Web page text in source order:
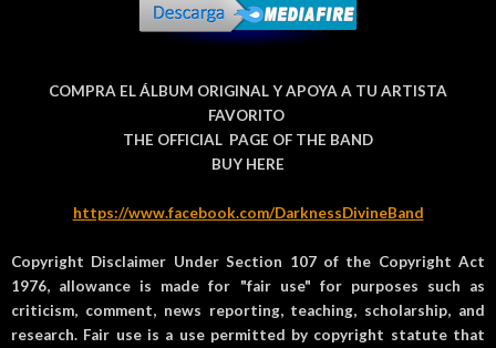
COMPRA EL ÁLBUM ORIGINAL Y APOYA A TU ARTISTA
FAVORITO
THE OFFICIAL PAGE OF THE BAND
BUY HERE
https://www.facebook.com/DarknessDivineBand
Copyright Disclaimer Under Section 107 of the Copyright Act
1976, allowance is made for "fair use" for purposes such as
criticism, comment, news reporting, teaching, scholarship, and
research. Fair use is a use permitted by copyright statute that